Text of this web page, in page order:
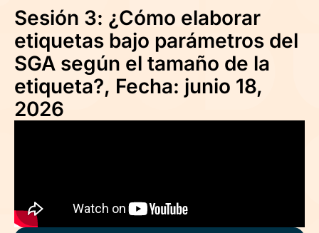
Sesión 3: ¿Cómo elaborar
etiquetas bajo parámetros del
SGA según el tamaño de la
etiqueta?, Fecha: junio 18,
2026